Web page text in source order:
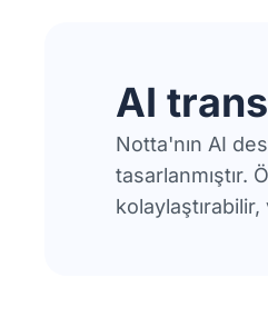
AI
Notta'nın AI
tasarlanmıştır.